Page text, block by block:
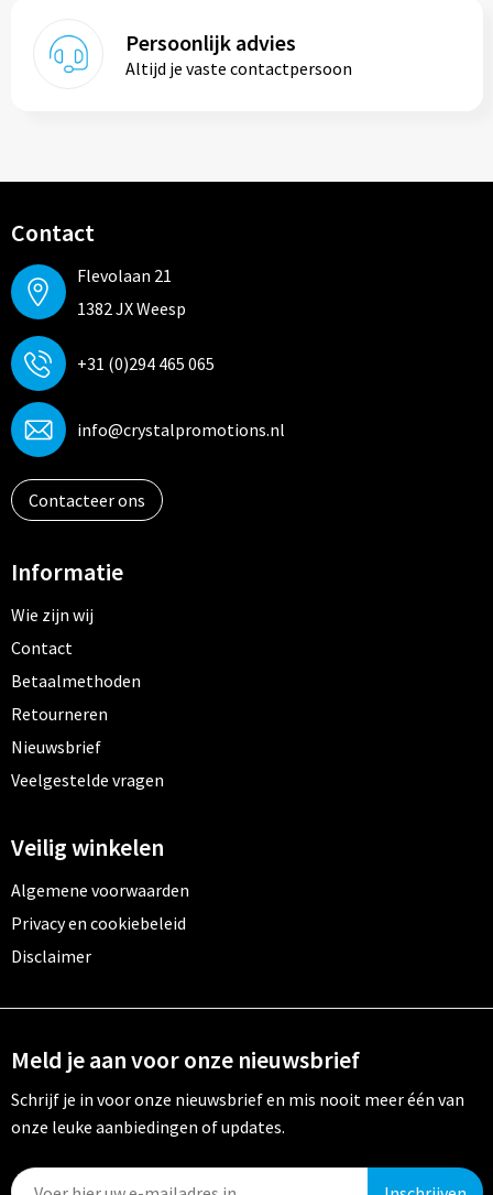
Persoonlijk advies
Altijd je vaste contactpersoon
Contact
Flevolaan 21
1382 JX Weesp
+31 (0)294 465 065
info@crystalpromotions.nl
Contacteer ons
Informatie
Wie zijn wij
Contact
Betaalmethoden
Retourneren
Nieuwsbrief
Veelgestelde vragen
Veilig winkelen
Algemene voorwaarden
Privacy en cookiebeleid
Disclaimer
Meld je aan voor onze nieuwsbrief
Schrijf je in voor onze nieuwsbrief en mis nooit meer één van
onze leuke aanbiedingen of updates.